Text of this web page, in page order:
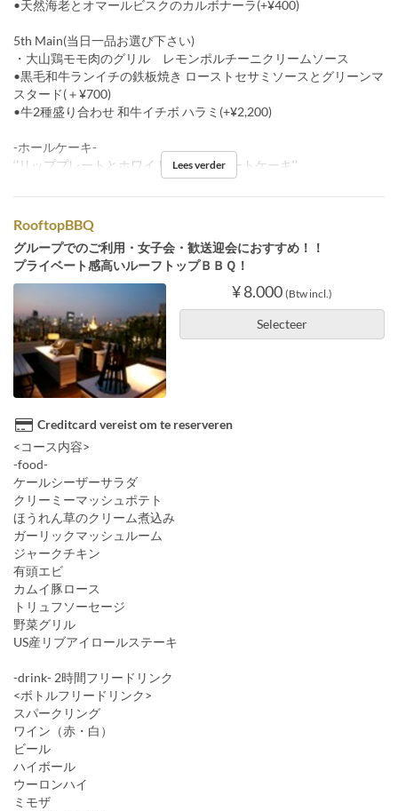
•天然海老とオマールビスクのカルボナーラ(+¥400)
5th Main(当日一品お選び下さい)
・大山鶏モモ肉のグリル レモンポルチーニクリームソース
•黒毛和牛ランイチの鉄板焼き ローストセサミソースとグリーンマ
スタード(＋¥700)
•牛2種盛り合わせ 和牛イチボ ハラミ(+¥2,200)
-ホールケーキ-
‘’リッププレートとホワイトフレアショートケーキ‘’
Lees verder
RooftopBBQ
グループでのご利用・女子会・歓送迎会におすすめ！！
プライベート感高いルーフトップＢＢＱ！
¥ 8.000 (Btw incl.)
Selecteer
Creditcard vereist om te reserveren
<コース内容>
-food-
ケールシーザーサラダ
クリーミーマッシュポテト
ほうれん草のクリーム煮込み
ガーリックマッシュルーム
ジャークチキン
有頭エビ
カムイ豚ロース
トリュフソーセージ
野菜グリル
US産リブアイロールステーキ
-drink- 2時間フリードリンク
<ボトルフリードリンク>
スパークリング
ワイン（赤・白）
ビール
ハイボール
ウーロンハイ
ミモザ